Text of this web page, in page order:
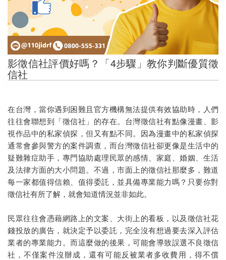
Dcard推薦徵信社
PTT推薦徵信社
mobile01推薦徵信社
免費諮詢的重要性
影徵信社評價好嗎
找徵信社要注意那些問題
徵信社詐欺
私家偵探與徵信社的差別
徵信社跟監手法
抓姦的由來
如何知道自己被跟蹤
影徵信社評價好嗎？「4步驟」教你判斷優質徵
信社
在台灣，當你遇到困難且官方機構無法提供有效協助時，人們
往往會聯想到「徵信社」的存在。台灣徵信社有點像漫畫、影
視作品中的私家偵探，但又有點不同。因為漫畫中的私家偵探
通常會參與警方的案件調查，而台灣徵信社卻更像是生活中的
疑難雜症助手，專門協助處理民眾的感情、家庭、婚姻、生活
及法律方面的大小問題。不過，市面上的徵信社那麼多，難道
每一家都值得信賴、值得委託，並具備專業能力嗎？只要你對
徵信社有所了解，就會知道情況並非如此。
民眾往往會憑藉網路上的文案、大街上的看板，以及徵信社花
錢投放的廣告，就決定予以委託，完全沒有想過要去深入評估
業者的專業能力。而這麼做的後果，可能會導致誤選不良徵信
社，不僅案件沒辦成，還有可能反被業者多收費用，得不償